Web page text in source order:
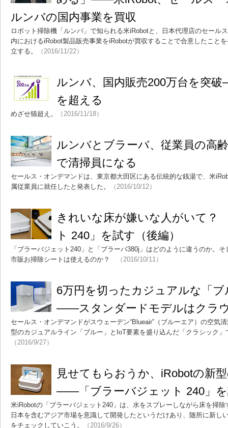
ルンバの国内事業を買収
ロボット掃除機「ルンバ」で知られる米iRobotと、日本代理店のセール
内におけるiRobot製品販売事業をiRobotが買収することで合意したこと
立する。
（2016/11/22）
ルンバ、国内販売200万台を突
を超える
めざせ猫超え。 （2016/11/18）
ルンバとブラーバ、従業員の高
で清掃員になる
セールス・オンデマンドは、東京都大田区にある伝統的な銭湯で、米
属従業員に就任したと発表した。
（2016/10/12）
きれいな床が嫌いな人がいて
ト 240」を試す（後編）
「ブラーバジェット240」と「ブラーバ380j」はどのように違うのか。
市販お掃除シートは使えるのか？
（2016/10/11）
6万円を切ったカジュアルな「
――スタンダードモデルはクラ
セールス・オンデマンドがスウェーデン“Blueair”（ブルーエア）の空気
型のカジュアルライン「ブルー」とIoT要素を盛り込んだ「クラシック
（2016/9/27）
見せてもらおうか、iRobotの新
――「ブラーバジェット 240」を
米iRobotの「ブラーバジェット240」は、水をスプレーしながら床を掃
日本を含むアジア市場を意識して開発したというだけあり、随所に新し
をチェックしていこう。
（2016/9/26）